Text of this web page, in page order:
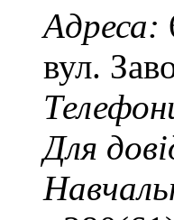
Адреса:
вул.
Для